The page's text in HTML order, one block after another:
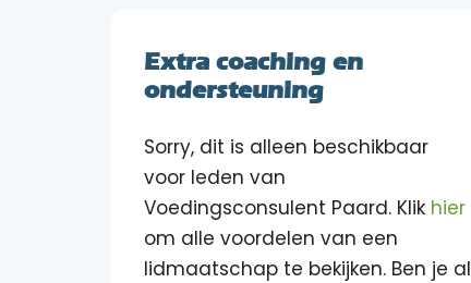
Extra coaching en
ondersteuning
Sorry, dit is alleen beschikbaar
voor leden van
Voedingsconsulent Paard. Klik hier
om alle voordelen van een
lidmaatschap te bekijken. Ben je al